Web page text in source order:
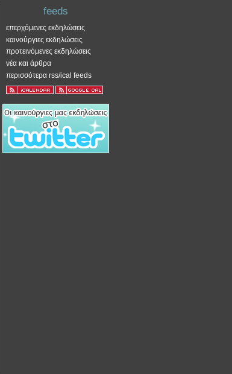
feeds
επερχόμενες εκδηλώσεις
καινούργιες εκδηλώσεις
προτεινόμενες εκδηλώσεις
νέα και άρθρα
περισσότερα rss/ical feeds